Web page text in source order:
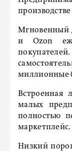
Мгновенный
и Ozon
миллионные
Встроенная
малых
полностью
маркетплейс.
Низкий